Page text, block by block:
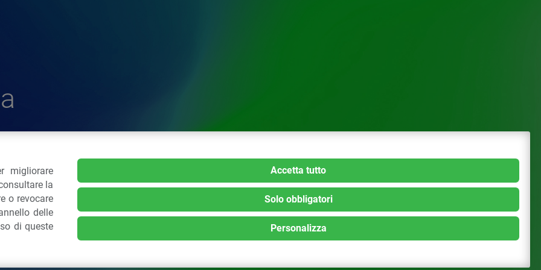
Plastiche
02 43928225.
migliorare
la
o revocare
delle
di queste
Accetta tutto
Solo obbligatori
Personalizza